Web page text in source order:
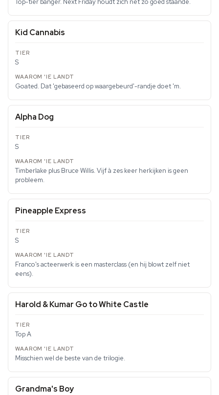
Top-tier banger. Next Friday houdt zich net zo goed staande.
Kid Cannabis
S
Goated. Dat 'gebaseerd op waargebeurd'-randje doet 'm.
Alpha Dog
S
Timberlake plus Bruce Willis. Vijf à zes keer herkijken is geen
probleem.
Pineapple Express
S
Franco's acteerwerk is een masterclass (en hij blowt zelf niet
eens).
Harold & Kumar Go to White Castle
Top A
Misschien wel de beste van de trilogie.
Grandma's Boy